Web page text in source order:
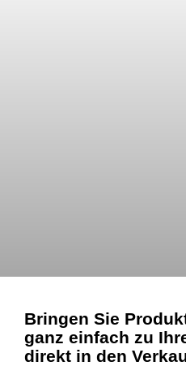
Bringen Sie
ganz einfach zu
direkt in den